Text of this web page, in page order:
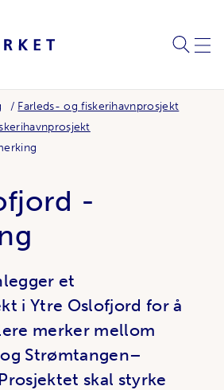
SØK
Farleds- og fiskerihavnprosjekt
-
et
i Ytre Oslofjord for å
merker mellom
Strømtangen–
skal styrke